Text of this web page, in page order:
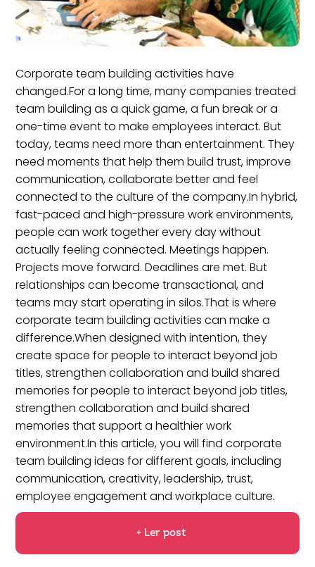
Corporate team building activities have
changed.For a long time, many companies treated
team building as a quick game, a fun break or a
one-time event to make employees interact. But
today, teams need more than entertainment. They
need moments that help them build trust, improve
communication, collaborate better and feel
connected to the culture of the company.In hybrid,
fast-paced and high-pressure work environments,
people can work together every day without
actually feeling connected. Meetings happen.
Projects move forward. Deadlines are met. But
relationships can become transactional, and
teams may start operating in silos.That is where
corporate team building activities can make a
difference.When designed with intention, they
create space for people to interact beyond job
titles, strengthen collaboration and build shared
memories for people to interact beyond job titles,
strengthen collaboration and build shared
memories that support a healthier work
environment.In this article, you will find corporate
team building ideas for different goals, including
communication, creativity, leadership, trust,
employee engagement and workplace culture.
+ Ler post